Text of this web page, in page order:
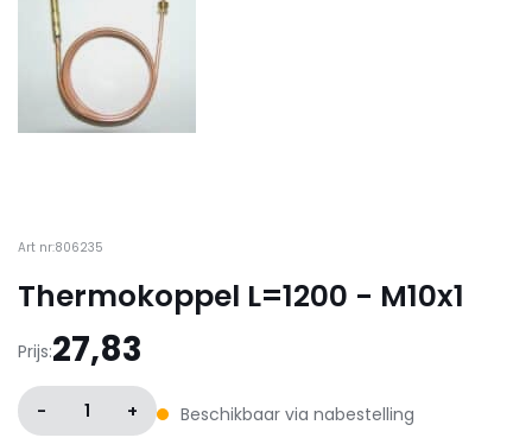
Art nr:806235
Thermokoppel L=1200 - M10x1
Prijs:27,83
- 1 + Beschikbaar via nabestelling